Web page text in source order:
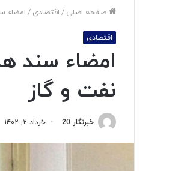
صفحه اصلی / اقتصادی / امضاء
اقتصادی
امضاء سند
نفت و گاز
خبرنگار 20 خرداد ۲, ۱۴۰۲